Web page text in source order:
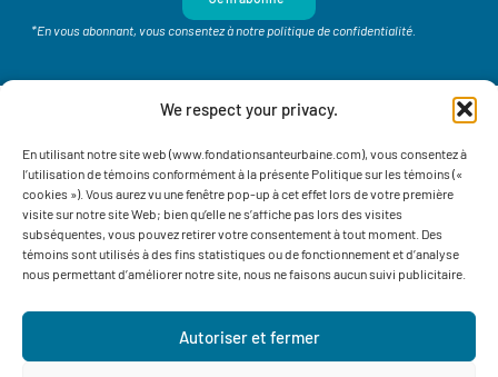
We respect your privacy.
En utilisant notre site web (www.fondationsanteurbaine.com), vous consentez à
l’utilisation de témoins conformément à la présente Politique sur les témoins («
cookies »). Vous aurez vu une fenêtre pop-up à cet effet lors de votre première
visite sur notre site Web; bien qu’elle ne s’affiche pas lors des visites
subséquentes, vous pouvez retirer votre consentement à tout moment. Des
témoins sont utilisés à des fins statistiques ou de fonctionnement et d’analyse
nous permettant d’améliorer notre site, nous ne faisons aucun suivi publicitaire.
Autoriser et fermer
*En vous abonnant, vous consentez à notre politique de confidentialité.
© 2026 Fondation Santé Urbaine
Numéro d’organisme de charité : 11892 3291 RR 0001